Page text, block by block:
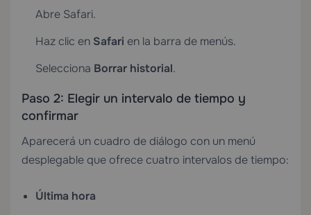
Abre Safari.
Haz clic en Safari en la barra de menús.
Selecciona Borrar historial.
Paso 2: Elegir un intervalo de tiempo y
confirmar
Aparecerá un cuadro de diálogo con un menú
desplegable que ofrece cuatro intervalos de tiempo:
Última hora